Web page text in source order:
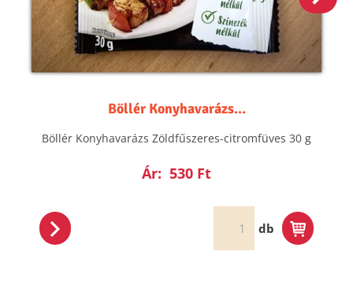
Böllér Konyhavarázs...
Böllér Konyhavarázs Zöldfűszeres-citromfüves 30 g
Ár: 530 Ft
db